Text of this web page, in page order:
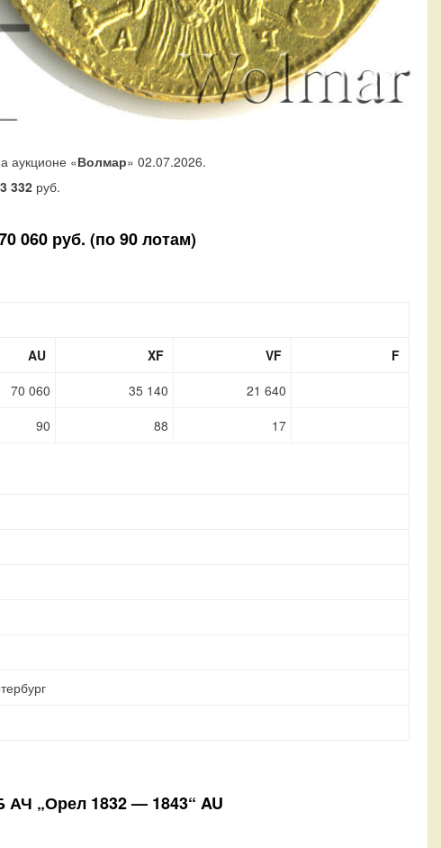
аукционе «Волмар» 02.07.2026.
332руб.
060 руб. (по 90 лотам)
AU XF VF
F
70 060 35 140
21 640
90 88 17
АЧ „Орел 1832 — 1843“ AU